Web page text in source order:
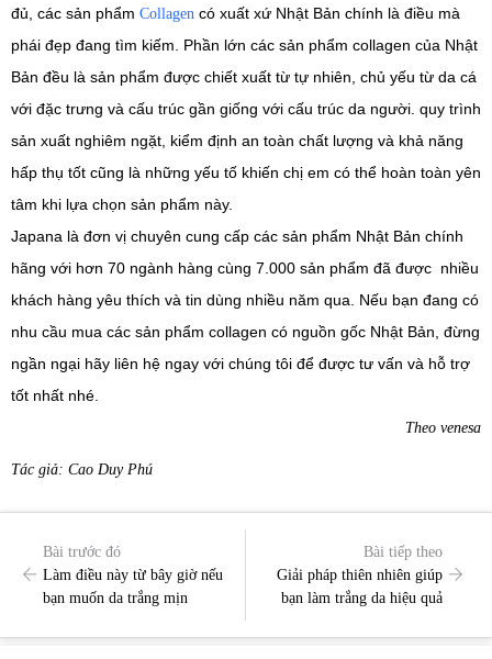
đủ, các sản phẩm Collagen có xuất xứ Nhật Bản chính là điều mà
phái đẹp đang tìm kiếm. Phần lớn các sản phẩm collagen của Nhật
Bản đều là sản phẩm được chiết xuất từ tự nhiên, chủ yếu từ da cá
với đặc trưng và cấu trúc gần giống với cấu trúc da người. quy trình
sản xuất nghiêm ngặt, kiểm định an toàn chất lượng và khả năng
hấp thụ tốt cũng là những yếu tố khiến chị em có thể hoàn toàn yên
tâm khi lựa chọn sản phẩm này.
Japana là đơn vị chuyên cung cấp các sản phẩm Nhật Bản chính
hãng với hơn 70 ngành hàng cùng 7.000 sản phẩm đã được nhiều
khách hàng yêu thích và tin dùng nhiều năm qua. Nếu bạn đang có
nhu cầu mua các sản phẩm collagen có nguồn gốc Nhật Bản, đừng
ngần ngại hãy liên hệ ngay với chúng tôi để được tư vấn và hỗ trợ
tốt nhất nhé.
Theo venesa
Tác giả: Cao Duy Phú
Bài trước đó
Làm điều này từ bây giờ nếu
bạn muốn da trắng mịn
Bài tiếp theo
Giải pháp thiên nhiên giúp
bạn làm trắng da hiệu quả